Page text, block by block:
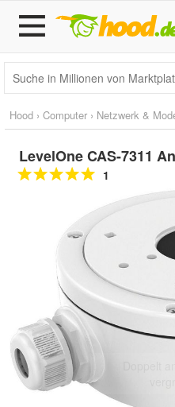
Hood › Computer › Netzwerk &
LevelOne CAS-7311
1